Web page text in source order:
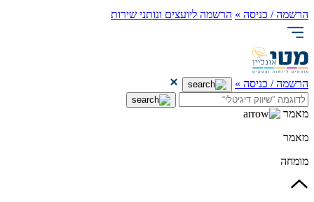
הרשמה / כניסה » הרשמה ליועצים ונותני שירות
הרשמה / כניסה »
מאמר
מאמר
מומחה